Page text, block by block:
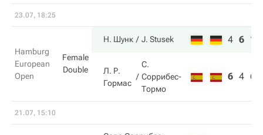
23.07, 18:25
Hamburg
European
Open
Female
Double
Н. Шунк J. Stusek 4 6 10
Л. Р.
Гормас
С.
Соррибес-
Тормо
6 4 6
21.07, 15:10